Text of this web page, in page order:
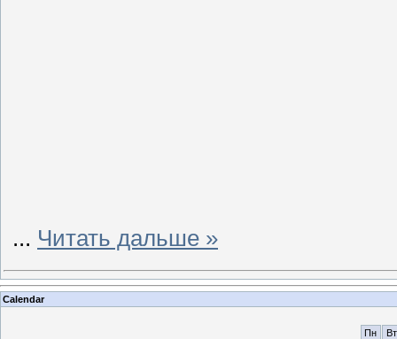
... Читать дальше »
Calendar
Пн Вт